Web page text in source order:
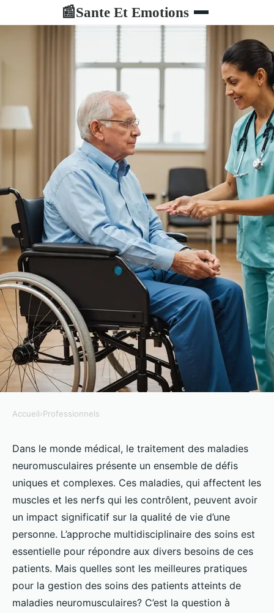
📰Sante Et Emotions
Quelles sont les meilleures
pratiques pour la gestion des
soins des patients atteints de
maladies neuromusculaires?
Clément•6 octobre 2024•5 min de lecture
Accueil›Professionnels
Dans le monde médical, le traitement des maladies
neuromusculaires présente un ensemble de défis
uniques et complexes. Ces maladies, qui affectent les
muscles et les nerfs qui les contrôlent, peuvent avoir
un impact significatif sur la qualité de vie d’une
personne. L’approche multidisciplinaire des soins est
essentielle pour répondre aux divers besoins de ces
patients. Mais quelles sont les meilleures pratiques
pour la gestion des soins des patients atteints de
maladies neuromusculaires? C’est la question à